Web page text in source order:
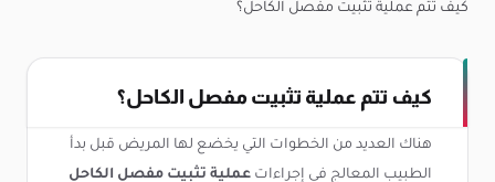
كيف تتم عملية تثبيت مفصل الكاحل؟
كيف تتم عملية تثبيت مفصل الكاحل؟
هناك العديد من الخطوات التي يخضع لها المريض قبل بدأ
الطبيب المعالج في إجراءات عملية تثبيت مفصل الكاحل